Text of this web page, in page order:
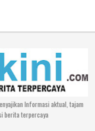
Informasi aktual, tajam
berita terpercaya